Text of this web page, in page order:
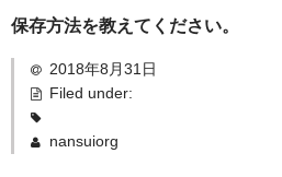
ホーム
商 品
保存方法を教えてください。
2018年8月31日
Filed under:
nansuiorg